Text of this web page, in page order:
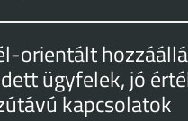
orientált
ügyfelek, jó
kapcsolatok